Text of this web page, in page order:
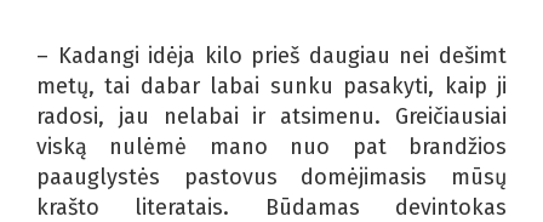
– Kadangi idėja kilo prieš daugiau nei dešimt
metų, tai dabar labai sunku pasakyti, kaip ji
radosi, jau nelabai ir atsimenu. Greičiausiai
viską nulėmė mano nuo pat brandžios
paauglystės pastovus domėjimasis mūsų
krašto literatais. Būdamas devintokas